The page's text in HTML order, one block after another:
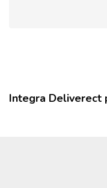
Integra Deliverect